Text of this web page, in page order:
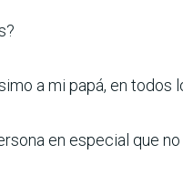
a mi papá, en todos
en especial que